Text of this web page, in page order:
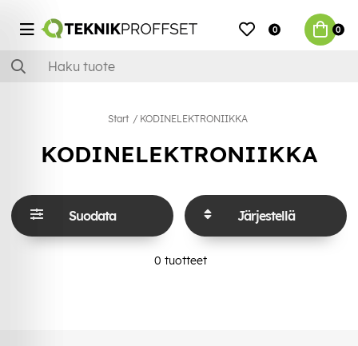
0 0
Start KODINELEKTRONIIKKA
KODINELEKTRONIIKKA
Suodata Järjestellä
0 tuotteet